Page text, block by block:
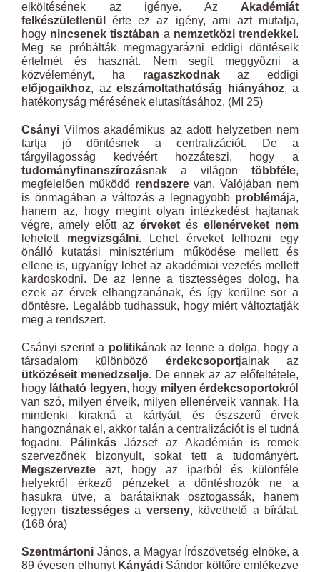
elköltésének az igénye. Az Akadémiát
felkészületlenül
érte ez az igény, ami azt mutatja,
hogy nincsenek tisztában a nemzetközi trendekkel .
Meg se próbálták megmagyarázni eddigi döntéseik
értelmét és hasznát. Nem segít meggyőzni a
közvéleményt, ha ragaszkodnakaz eddigi
előjogaikhoz, az elszámoltathatóság hiányához, a
hatékonyság mérésének elutasításához. (MI 25)
Csányi Vilmos akadémikus az adott helyzetben nem
tartja jó döntésnek a centralizációt. De a
tárgyilagosság kedvéért hozzáteszi, hogy a
tudományfinanszírozásnak a világon többféle,
megfelelően működő rendszerevan. Valójában nem
is önmagában a változás a legnagyobb problémája,
hanem az, hogy megint olyan intézkedést hajtanak
végre, amely előtt az érveket és ellenérveket nem
lehetett megvizsgálni. Lehet érveket felhozni egy
önálló kutatási minisztérium működése mellett és
ellene is, ugyanígy lehet az akadémiai vezetés mellett
kardoskodni. De az lenne a tisztességes dolog, ha
ezek az érvek elhangzanának, és így kerülne sor a
döntésre. Legalább tudhassuk, hogy miért változtatják
meg a rendszert.
Csányi szerint a politikának az lenne a dolga, hogy a
társadalom különböző érdekcsoportjainak az
ütközéseit menedzselje. De ennek az az előfeltétele,
hogy látható legyen, hogy milyen érdekcsoportokról
van szó, milyen érveik, milyen ellenérveik vannak. Ha
mindenki kirakná a kártyáit, és észszerű érvek
hangoznának el, akkor talán a centralizációt is el tudná
fogadni.
Pálinkás József az Akadémián is remek
szervezőnek bizonyult, sokat tett a tudományért.
Megszervezte azt, hogy az iparból és különféle
helyekről érkező pénzeket a döntéshozók ne a
hasukra ütve, a barátaiknak osztogassák, hanem
legyen tisztességesa verseny, követhető a bírálat.
(168 óra)
Szentmártoni János, a Magyar Írószövetség elnöke, a
89 évesen elhunyt Kányádi Sándor költőre emlékezve